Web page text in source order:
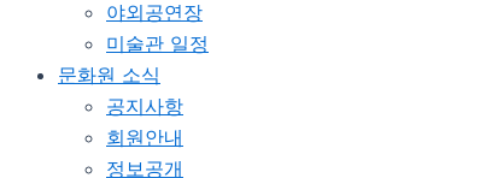
야외공연장
미술관 일정
문화원 소식
공지사항
회원안내
정보공개